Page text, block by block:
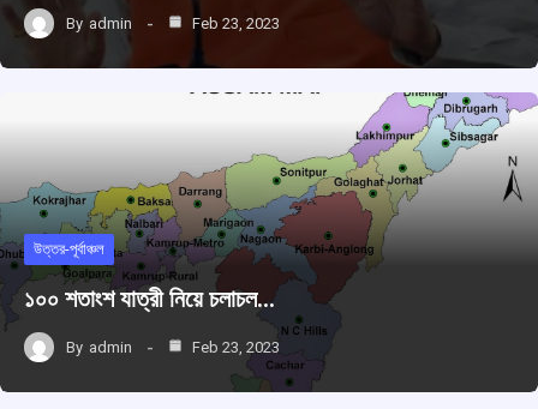
By admin Feb 23, 2023
উত্তর-পূর্বাঞ্চল
১০০ শতাংশ যাত্রী নিয়ে চলাচল…
By admin Feb 23, 2023